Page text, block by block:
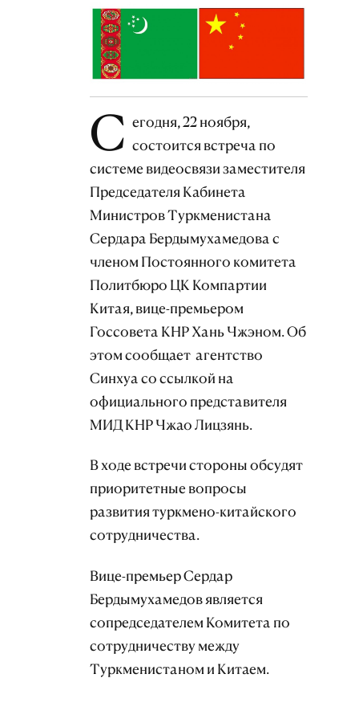
С егодня, 22 ноября,
состоится встреча по
системе видеосвязи заместителя
Председателя Кабинета
Министров Туркменистана
Сердара Бердымухамедова с
членом Постоянного комитета
Политбюро ЦК Компартии
Китая, вице-премьером
Госсовета КНР Хань Чжэном. Об
этом сообщает агентство
Синхуа со ссылкой на
официального представителя
МИД КНР Чжао Лицзянь.
В ходе встречи стороны обсудят
приоритетные вопросы
развития туркмено-китайского
сотрудничества.
Вице-премьер Сердар
Бердымухамедов является
сопредседателем Комитета по
сотрудничеству между
Туркменистаном и Китаем.